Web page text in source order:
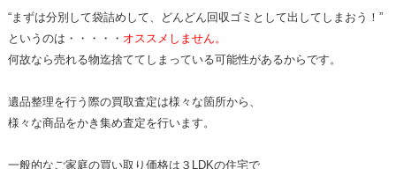
“まずは分別して袋詰めして、どんどん回収ゴミとして出してしまおう！”
というのは・・・・・ オススメしません。
何故なら売れる物迄捨ててしまっている可能性があるからです。
遺品整理を行う際の買取査定は様々な箇所から、
様々な商品をかき集め査定を行います。
一般的なご家庭の買い取り価格は３LDKの住宅で